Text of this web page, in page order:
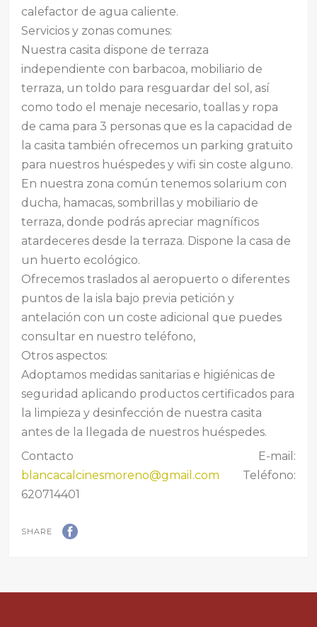
calefactor de agua caliente.
Servicios y zonas comunes:
Nuestra casita dispone de terraza
independiente con barbacoa, mobiliario de
terraza, un toldo para resguardar del sol, así
como todo el menaje necesario, toallas y ropa
de cama para 3 personas que es la capacidad de
la casita también ofrecemos un parking gratuito
para nuestros huéspedes y wifi sin coste alguno.
En nuestra zona común tenemos solarium con
ducha, hamacas, sombrillas y mobiliario de
terraza, donde podrás apreciar magníficos
atardeceres desde la terraza. Dispone la casa de
un huerto ecológico.
Ofrecemos traslados al aeropuerto o diferentes
puntos de la isla bajo previa petición y
antelación con un coste adicional que puedes
consultar en nuestro teléfono,
Otros aspectos:
Adoptamos medidas sanitarias e higiénicas de
seguridad aplicando productos certificados para
la limpieza y desinfección de nuestra casita
antes de la llegada de nuestros huéspedes.
Contacto E-mail:
blancacalcinesmoreno@gmail.com Teléfono:
620714401
SHARE